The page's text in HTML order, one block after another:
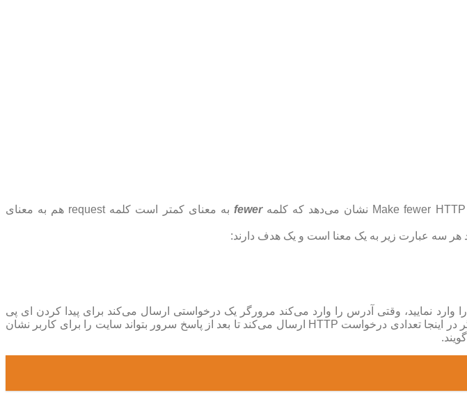
fewer
به معنای کمتر است کلمه request هم به معنای
وقتی کاربری می‌خواهد توسط مرورگر خود مثلا وارد سایت سئوراز شود باید آدرس سایت mizfa.com را وارد نمایید، وقتی آدرس را وارد می‌کند مرورگر یک درخواستی ارسال می‌کند برای پیدا کردن ای پی
سایت سئوراز به کمک ISP های منطقه و جهانی، بعد از دریافت پاسخ و باز بودن پورت‌های لازمه، مرورگر در اینجا تعدادی درخواست HTTP ارسال می‌کند تا بعد از پاسخ سرور بتواند سایت را برای کاربر نشان